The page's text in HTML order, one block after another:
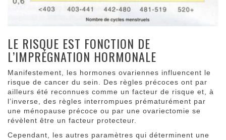
LE RISQUE EST FONCTION DE
L’IMPRÉGNATION HORMONALE
Manifestement, les hormones ovariennes influencent le
risque de cancer du sein. Des règles précoces ont par
ailleurs été reconnues comme un facteur de risque et, à
l’inverse, des règles interrompues prématurément par
une ménopause précoce ou par une ovariectomie se
révèlent être un facteur protecteur.
Cependant, les autres paramètres qui déterminent une